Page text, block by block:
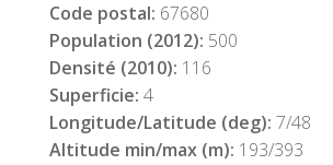
Code postal: 67680
Population (2012): 500
Densité (2010): 116
Superficie: 4
Longitude/Latitude (deg): 7/48
Altitude min/max (m): 193/393